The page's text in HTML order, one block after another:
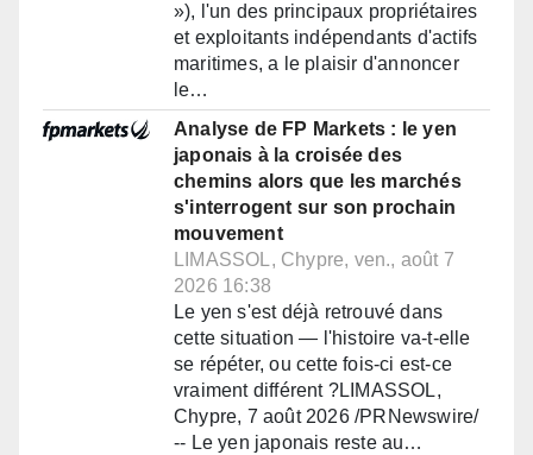
»), l'un des principaux propriétaires
et exploitants indépendants d'actifs
maritimes, a le plaisir d'annoncer
le…
Analyse de FP Markets : le yen
japonais à la croisée des
chemins alors que les marchés
s'interrogent sur son prochain
mouvement
LIMASSOL, Chypre, ven., août 7
2026 16:38
Le yen s'est déjà retrouvé dans
cette situation — l'histoire va-t-elle
se répéter, ou cette fois-ci est-ce
vraiment différent ?LIMASSOL,
Chypre, 7 août 2026 /PRNewswire/
-- Le yen japonais reste au…